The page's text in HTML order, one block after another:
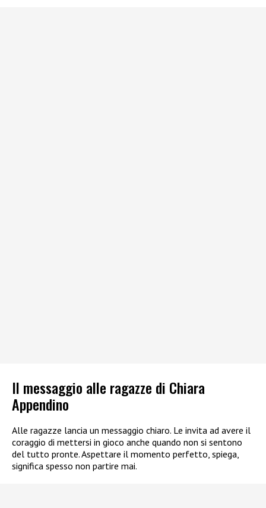
Il messaggio alle ragazze di Chiara
Appendino
Alle ragazze lancia un messaggio chiaro. Le invita ad avere il
coraggio di mettersi in gioco anche quando non si sentono
del tutto pronte. Aspettare il momento perfetto, spiega,
significa spesso non partire mai.